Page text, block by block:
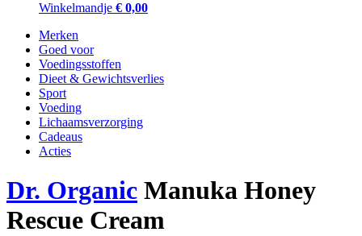
Winkelmandje € 0,00
Merken
Goed voor
Voedingsstoffen
Dieet & Gewichtsverlies
Sport
Voeding
Lichaamsverzorging
Cadeaus
Acties
Dr. Organic Manuka Honey
Rescue Cream